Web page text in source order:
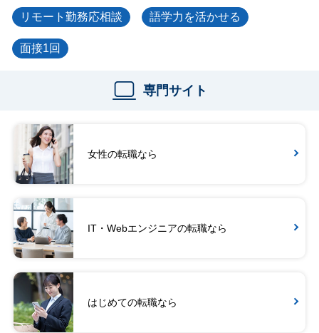
リモート勤務応相談 語学力を活かせる
面接1回
専門サイト
女性の転職なら
IT・Webエンジニアの転職なら
はじめての転職なら